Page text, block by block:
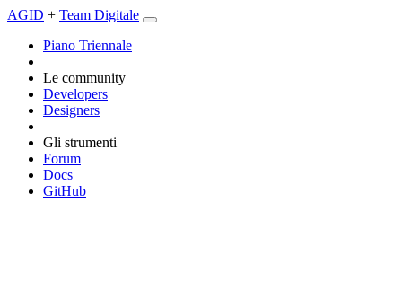
AGID + Team Digitale
Piano Triennale
Le community
Developers
Designers
Gli strumenti
Forum
Docs
GitHub